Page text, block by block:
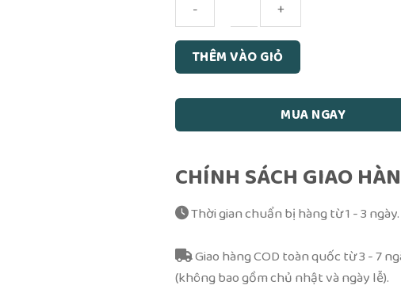
Trình
Xe
Thiên
Quan
Lộ
Song
Ngữ
lượng
THÊM VÀO GIỎ
MUA NGAY
CHÍNH SÁCH GIAO
Thời gian chuẩn bị hàng từ 1 - 3 ngày.
Giao hàng COD toàn quốc từ 3 - 7
(không bao gồm chủ nhật và ngày lễ).